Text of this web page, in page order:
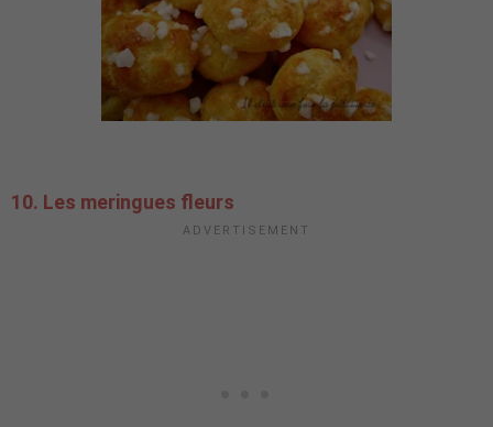
10. Les meringues fleurs